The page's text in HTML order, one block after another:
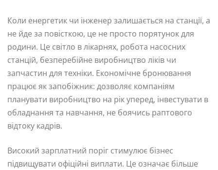
Коли енергетик чи інженер залишається на станції, а
не йде за повісткою, це не просто порятунок для
родини. Це світло в лікарнях, робота насосних
станцій, безперебійне виробництво ліків чи
запчастин для техніки. Економічне бронювання
працює як запобіжник: дозволяє компаніям
планувати виробництво на рік уперед, інвестувати в
обладнання та навчання, не боячись раптового
відтоку кадрів.
Високий зарплатний поріг стимулює бізнес
підвищувати офіційні виплати. Це означає більше